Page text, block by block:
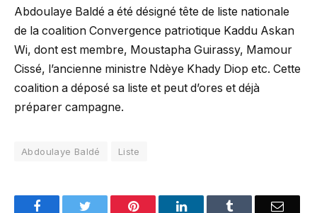
Abdoulaye Baldé a été désigné tête de liste nationale
de la coalition Convergence patriotique Kaddu Askan
Wi, dont est membre, Moustapha Guirassy, Mamour
Cissé, l’ancienne ministre Ndèye Khady Diop etc. Cette
coalition a déposé sa liste et peut d’ores et déjà
préparer campagne.
Abdoulaye Baldé Liste
FacebookTwitter Pinterest LinkedInTumblr Email